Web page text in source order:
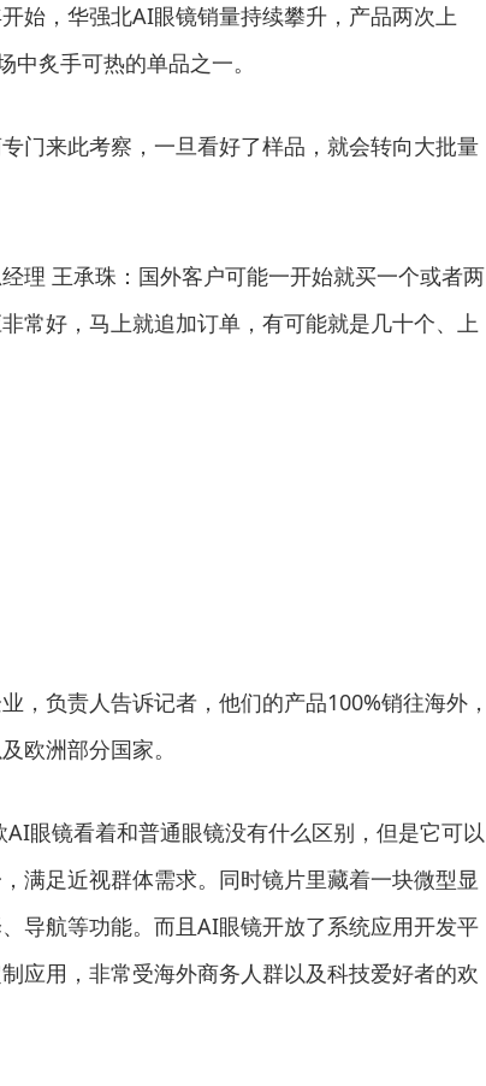
，华强北AI眼镜销量持续攀升，产品两次上
中炙手可热的单品之一。
来此考察，一旦看好了样品，就会转向大批量
王承珠：国外客户可能一开始就买一个或者两
常好，马上就追加订单，有可能就是几十个、上
负责人告诉记者，他们的产品100%销往海外，
欧洲部分国家。
镜看着和普通眼镜没有什么区别，但是它可以
满足近视群体需求。同时镜片里藏着一块微型显
导航等功能。而且AI眼镜开放了系统应用开发平
应用，非常受海外商务人群以及科技爱好者的欢